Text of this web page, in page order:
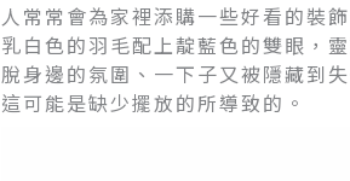
人常常會為家裡添購一些好看的裝
乳白色的羽毛配上靛藍色的雙眼，
脫身邊的氛圍、一下子又被隱藏到
這可能是缺少擺放的所導致的。